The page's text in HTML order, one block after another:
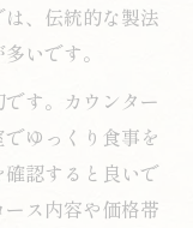
、伝統的な製法
いです。
す。カウンター
ゆっくり食事を
認すると良いで
ス内容や価格帯